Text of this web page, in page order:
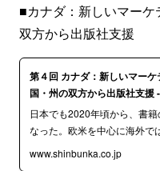
■カナダ：新しいマー
双方から出版社支援
第４回 カナダ：新しいマーケ
国・州の双方から出版社支援
日本でも2020年頃から、書
なった。欧米を中心に海外で
www.shinbunka.co.jp